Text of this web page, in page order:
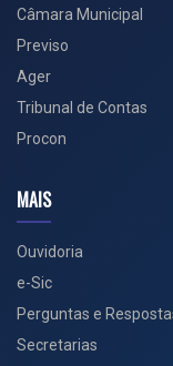
Câmara Municipal
Previso
Ager
Tribunal de Contas
Procon
MAIS
Ouvidoria
e-Sic
Perguntas e
Secretarias